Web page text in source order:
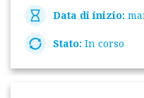
Data di inizio:
Stato: In corso